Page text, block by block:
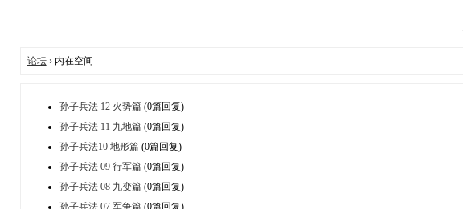
论坛› 内在空间
孙子兵法 12 火势篇(0篇回复)
孙子兵法 11 九地篇(0篇回复)
孙子兵法10 地形篇(0篇回复)
孙子兵法 09 行军篇(0篇回复)
孙子兵法 08 九变篇(0篇回复)
孙子兵法 07 军争篇(0篇回复)